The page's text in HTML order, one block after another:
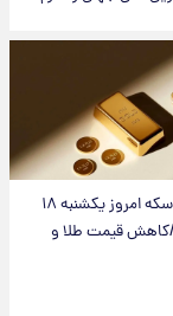
قیمت طلا و سکه امروز یکشنبه ۱۸
۱۴۰۵/کاهش قیمت طلا و